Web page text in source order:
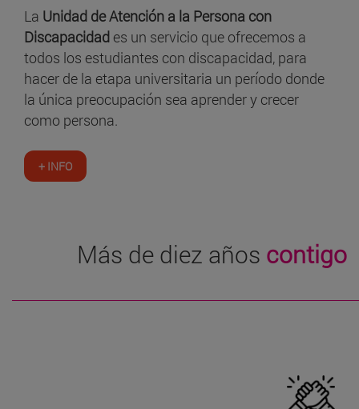
La Unidad de Atención a la Persona con
Discapacidad es un servicio que ofrecemos a
todos los estudiantes con discapacidad, para
hacer de la etapa universitaria un período donde
la única preocupación sea aprender y crecer
como persona.
+ INFO
Más de diez años contigo